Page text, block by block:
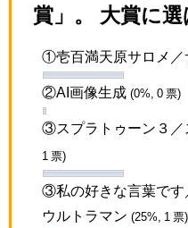
賞」。 大賞に
①壱百満天原サロメ／
②AI画像生成 (0%, 0 票)
③スプラトゥーン３／
1 票)
③私の好きな言葉です
ウルトラマン (25%, 1 票)